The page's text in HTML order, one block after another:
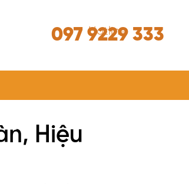
Hotline
097 9229 333
Hiệu